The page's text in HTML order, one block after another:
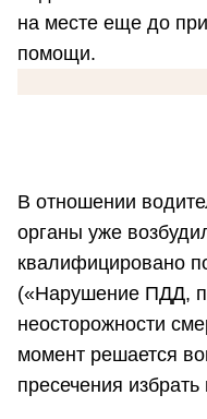
на месте еще до
помощи.
В отношении
органы уже
квалифицировано
(«Нарушение ПДД,
неосторожности
момент решается
пресечения